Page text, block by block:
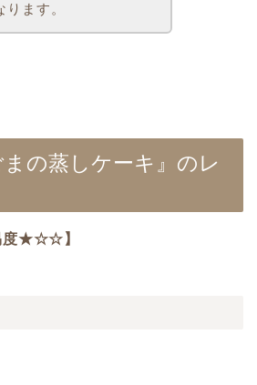
ます。
まの蒸しケーキ』のレ
度★☆☆】